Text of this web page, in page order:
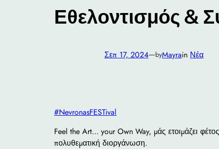
Εθελοντισμός &
Σεπ 17, 2024—byMayrain Νέα
#NevronasFESTival
Feel the Art… your Own Way, μάς ετοιμάζει
πολυθεματική διοργάνωση.